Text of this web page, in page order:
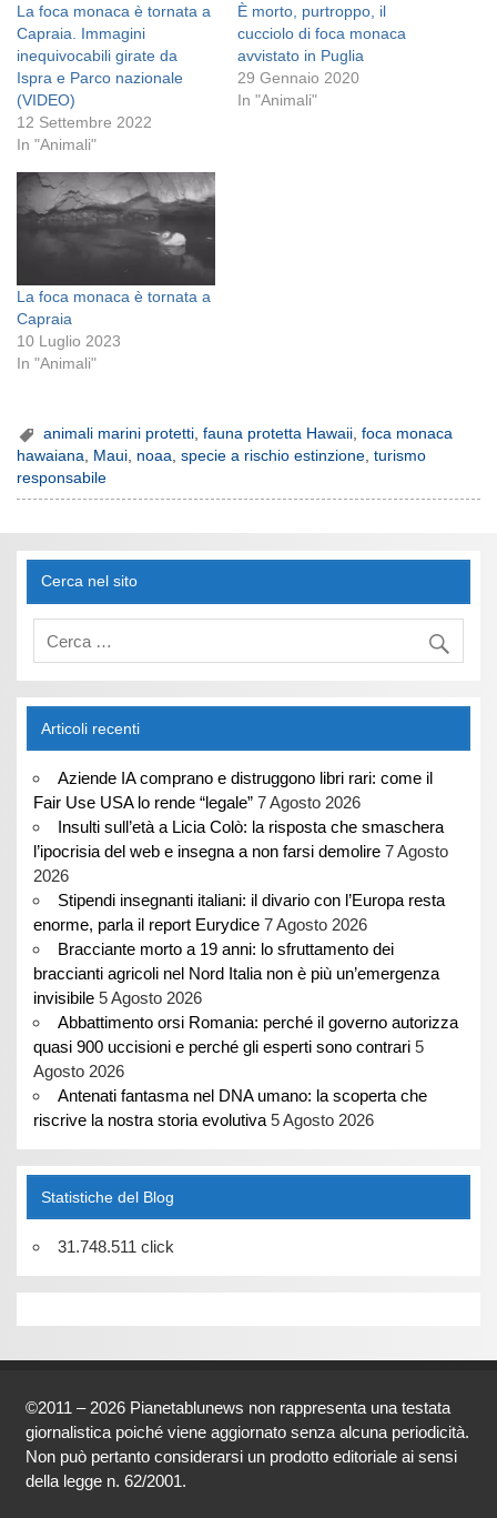
La foca monaca è tornata a
Capraia. Immagini
inequivocabili girate da
Ispra e Parco nazionale
(VIDEO)
12 Settembre 2022
In "Animali"
È morto, purtroppo, il
cucciolo di foca monaca
avvistato in Puglia
29 Gennaio 2020
In "Animali"
La foca monaca è tornata a
Capraia
10 Luglio 2023
In "Animali"
animali marini protetti ,fauna protetta Hawaii ,foca monaca
hawaiana, Maui, noaa,specie a rischio estinzione,turismo
responsabile
Cerca nel sito
Articoli recenti
Aziende IA comprano e distruggono libri rari: come il
Fair Use USA lo rende “legale” 7 Agosto 2026
Insulti sull’età a Licia Colò: la risposta che smaschera
l’ipocrisia del web e insegna a non farsi demolire 7 Agosto
2026
Stipendi insegnanti italiani: il divario con l’Europa resta
enorme, parla il report Eurydice 7 Agosto 2026
Bracciante morto a 19 anni: lo sfruttamento dei
braccianti agricoli nel Nord Italia non è più un’emergenza
invisibile 5 Agosto 2026
Abbattimento orsi Romania: perché il governo autorizza
quasi 900 uccisioni e perché gli esperti sono contrari 5
Agosto 2026
Antenati fantasma nel DNA umano: la scoperta che
riscrive la nostra storia evolutiva 5 Agosto 2026
Statistiche del Blog
31.748.511 click
©2011 – 2026 Pianetablunews non rappresenta una testata
giornalistica poiché viene aggiornato senza alcuna periodicità.
Non può pertanto considerarsi un prodotto editoriale ai sensi
della legge n. 62/2001.